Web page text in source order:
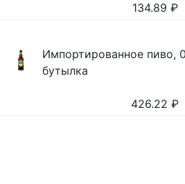
134.89 ₽
Импортированное пиво,
бутылка
426.22 ₽